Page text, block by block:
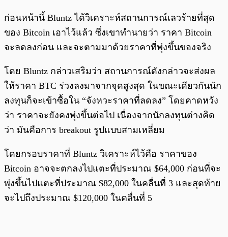
ก่อนหน้านี้ Bluntz ได้วิเคราะห์สถานการณ์เลวร้ายที่สุด
ของ Bitcoin เอาไว้แล้ว ซึ่งเขาทำนายว่า ราคา Bitcoin
จะลดลงก่อน และจะตามมาด้วยราคาที่พุ่งขึ้นของจริง
โดย Bluntz กล่าวเสริมว่า สถานการณ์ดังกล่าวจะส่งผล
ให้ราคา BTC ร่วงลงมาจากจุดสูงสุด ในขณะเดียวกันนัก
ลงทุนก็จะเข้าซื้อใน “จังหวะราคาที่ลดลง” โดยคาดหวัง
ว่า ราคาจะยังคงพุ่งขึ้นต่อไป เนื่องจากนักลงทุนต่างคิด
ว่า มันคือการ breakout รูปแบบสามเหลี่ยม
โดยกรอบราคาที่ Bluntz วิเคราะห์ไว้คือ ราคาของ
Bitcoin อาจจะตกลงไปแตะที่ประมาณ $64,000 ก่อนที่จะ
พุ่งขึ้นไปแตะที่ประมาณ $82,000 ในคลื่นที่ 3 และสุดท้าย
จะไปถึงประมาณ $120,000 ในคลื่นที่ 5